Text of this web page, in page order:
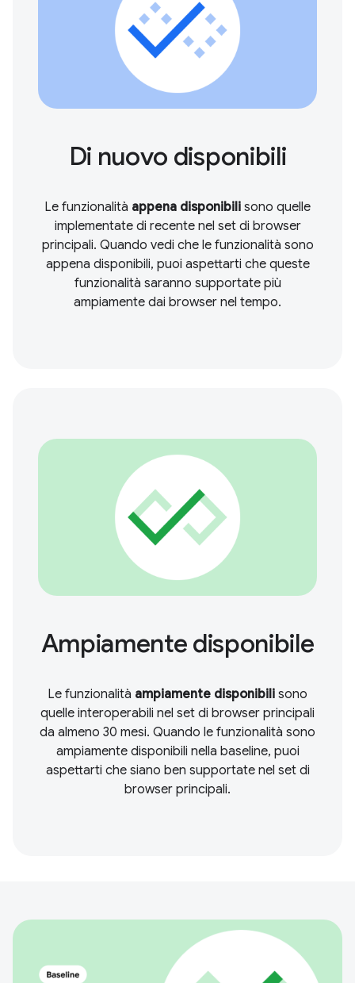
Di nuovo disponibili
Le funzionalità appena disponibili sono quelle
implementate di recente nel set di browser
principali. Quando vedi che le funzionalità sono
appena disponibili, puoi aspettarti che queste
funzionalità saranno supportate più
ampiamente dai browser nel tempo.
Ampiamente disponibile
Le funzionalità ampiamente disponibili sono
quelle interoperabili nel set di browser principali
da almeno 30 mesi. Quando le funzionalità sono
ampiamente disponibili nella baseline, puoi
aspettarti che siano ben supportate nel set di
browser principali.